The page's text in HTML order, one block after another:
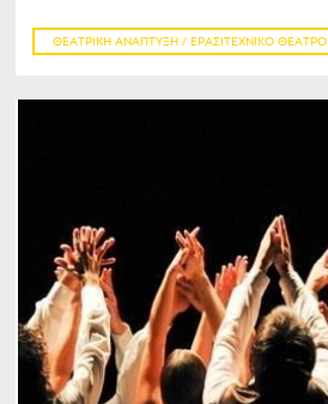
ΘΕΑΤΡΙΚΉ ΑΝΆΠΤΥΞΗ / ΕΡΑΣΙΤΕΧΝΙΚΌ ΘΈΑΤΡΟ